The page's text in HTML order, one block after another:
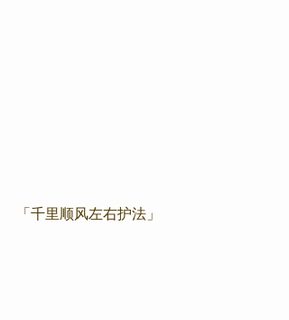
「千里顺风左右护法」